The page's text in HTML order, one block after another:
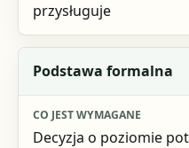
przysługuje
Podstawa formalna
Decyzja o poziomie